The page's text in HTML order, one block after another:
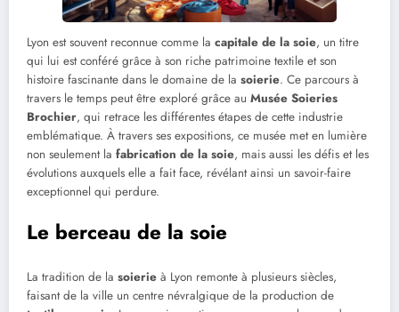
Lyon est souvent reconnue comme la capitale de la soie, un titre
qui lui est conféré grâce à son riche patrimoine textile et son
histoire fascinante dans le domaine de la soierie. Ce parcours à
travers le temps peut être exploré grâce au Musée Soieries
Brochier, qui retrace les différentes étapes de cette industrie
emblématique. À travers ses expositions, ce musée met en lumière
non seulement la fabrication de la soie, mais aussi les défis et les
évolutions auxquels elle a fait face, révélant ainsi un savoir-faire
exceptionnel qui perdure.
Le berceau de la soie
La tradition de la soierie à Lyon remonte à plusieurs siècles,
faisant de la ville un centre névralgique de la production de